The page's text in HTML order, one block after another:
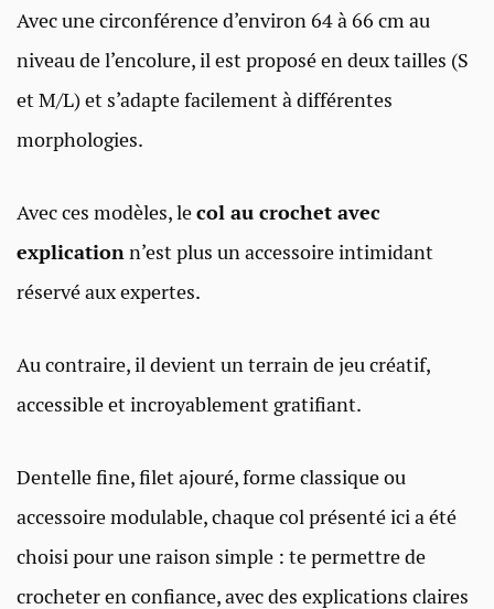
Avec une circonférence d’environ 64 à 66 cm au
niveau de l’encolure, il est proposé en deux tailles (S
et M/L) et s’adapte facilement à différentes
morphologies.
Avec ces modèles, lecol au crochet avec
explication n’est plus un accessoire intimidant
réservé aux expertes.
Au contraire, il devient un terrain de jeu créatif,
accessible et incroyablement gratifiant.
Dentelle fine, filet ajouré, forme classique ou
accessoire modulable, chaque col présenté ici a été
choisi pour une raison simple : te permettre de
crocheter en confiance, avec des explications claires